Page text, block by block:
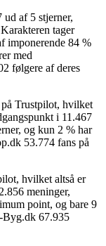
af 5 stjerner,
tager
imponerende 84 %
med
følgere af deres
Trustpilot, hvilket
i 11.467
og kun 2 % har
53.774 fans på
hvilket altså er
meninger,
point, og bare 9
Byg.dk 67.935